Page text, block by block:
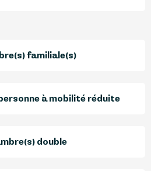
familiale(s)
à mobilité réduite
double